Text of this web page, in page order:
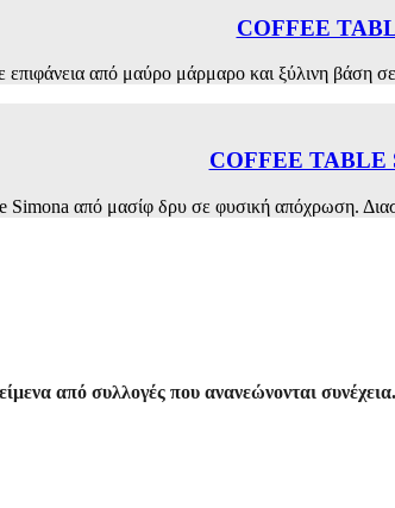
COFFEE
επιφάνεια από μαύρο μάρμαρο και ξύλινη
COFFEE TABLE
Simona από μασίφ δρυ σε φυσική απόχρωση.
από συλλογές που ανανεώνονται συνέχεια.